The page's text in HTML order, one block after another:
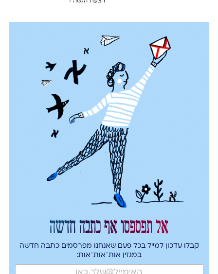
אל תפספסו אף כתבה חדשה
קבלו עדכון למייל בכל פעם שאנחנו מפרסמים כתבה חדשה
במגזין אות־אות־אות: